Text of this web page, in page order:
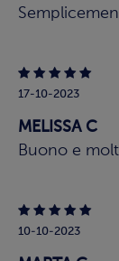
17-10-2023
MELISSA C
Buono e
10-10-2023